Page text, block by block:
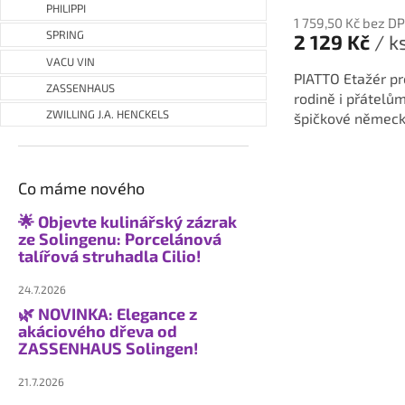
PHILIPPI
SPRING
VACU VIN
ZASSENHAUS
ZWILLING J.A. HENCKELS
Co máme nového
🌟 Objevte kulinářský zázrak
ze Solingenu: Porcelánová
talířová struhadla Cilio!
24.7.2026
🌿 NOVINKA: Elegance z
akáciového dřeva od
ZASSENHAUS Solingen!
21.7.2026
1 759,50 Kč bez
2 129 Kč /
PIATTO Etažér
rodině i
špičkové